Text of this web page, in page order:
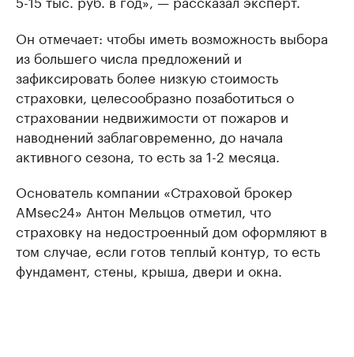
Он отмечает: чтобы иметь возможность выбора
из большего числа предложений и
зафиксировать более низкую стоимость
страховки, целесообразно позаботиться о
страховании недвижимости от пожаров и
наводнений заблаговременно, до начала
активного сезона, то есть за 1-2 месяца.
Основатель компании «Страховой брокер
AMsec24» Антон Мельцов отметил, что
страховку на недостроенный дом оформляют в
том случае, если готов теплый контур, то есть
фундамент, стены, крыша, двери и окна.